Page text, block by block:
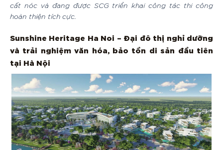
cất nóc và đang được SCG triển khai công tác thi công
hoàn thiện tích cực.
Sunshine Heritage Ha Noi – Đại đô thị nghỉ dưỡng
và trải nghiệm văn hóa, bảo tồn di sản đầu tiên
tại Hà Nội